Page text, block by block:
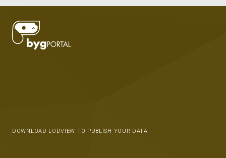
DOWNLOAD LODVIEW TO PUBLISH YOUR DATA